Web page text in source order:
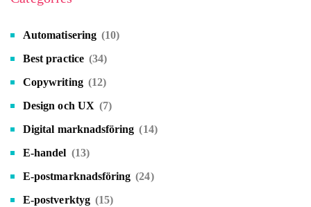
Automatisering (10)
Best practice (34)
Copywriting (12)
Design och UX (7)
Digital marknadsföring (14)
E-handel (13)
E-postmarknadsföring (24)
E-postverktyg (15)